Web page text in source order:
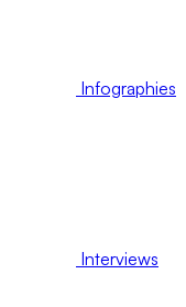
Infographies
Interviews